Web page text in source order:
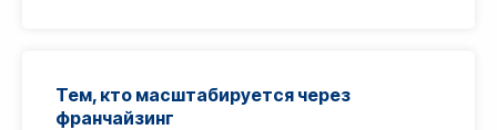
Тем, кто масштабируется через
франчайзинг